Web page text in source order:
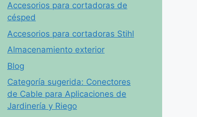
Accesorios para cortadoras de
césped
Accesorios para cortadoras Stihl
Almacenamiento exterior
Blog
Categoría sugerida: Conectores
de Cable para Aplicaciones de
Jardinería y Riego